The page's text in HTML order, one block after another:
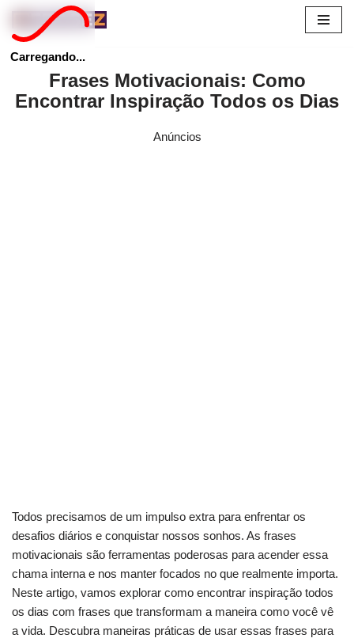
Carregando...
Pular
para
conteúdo
Frases Motivacionais: Como
Encontrar Inspiração Todos os Dias
Anúncios
Todos precisamos de um impulso extra para enfrentar os
desafios diários e conquistar nossos sonhos. As frases
motivacionais são ferramentas poderosas para acender essa
chama interna e nos manter focados no que realmente importa.
Neste artigo, vamos explorar como encontrar inspiração todos
os dias com frases que transformam a maneira como você vê
a vida. Descubra maneiras práticas de usar essas frases para